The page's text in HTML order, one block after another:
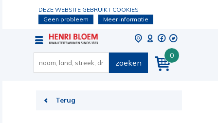
DEZE WEBSITE GEBRUIKT COOKIES
Geen probleem
Meer informatie
0
zoeken
Terug